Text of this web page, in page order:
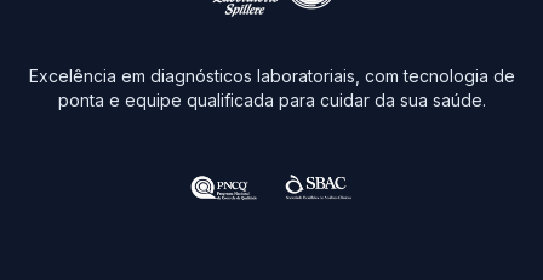
Excelência em diagnósticos laboratoriais, com tecnologia de
ponta e equipe qualificada para cuidar da sua saúde.